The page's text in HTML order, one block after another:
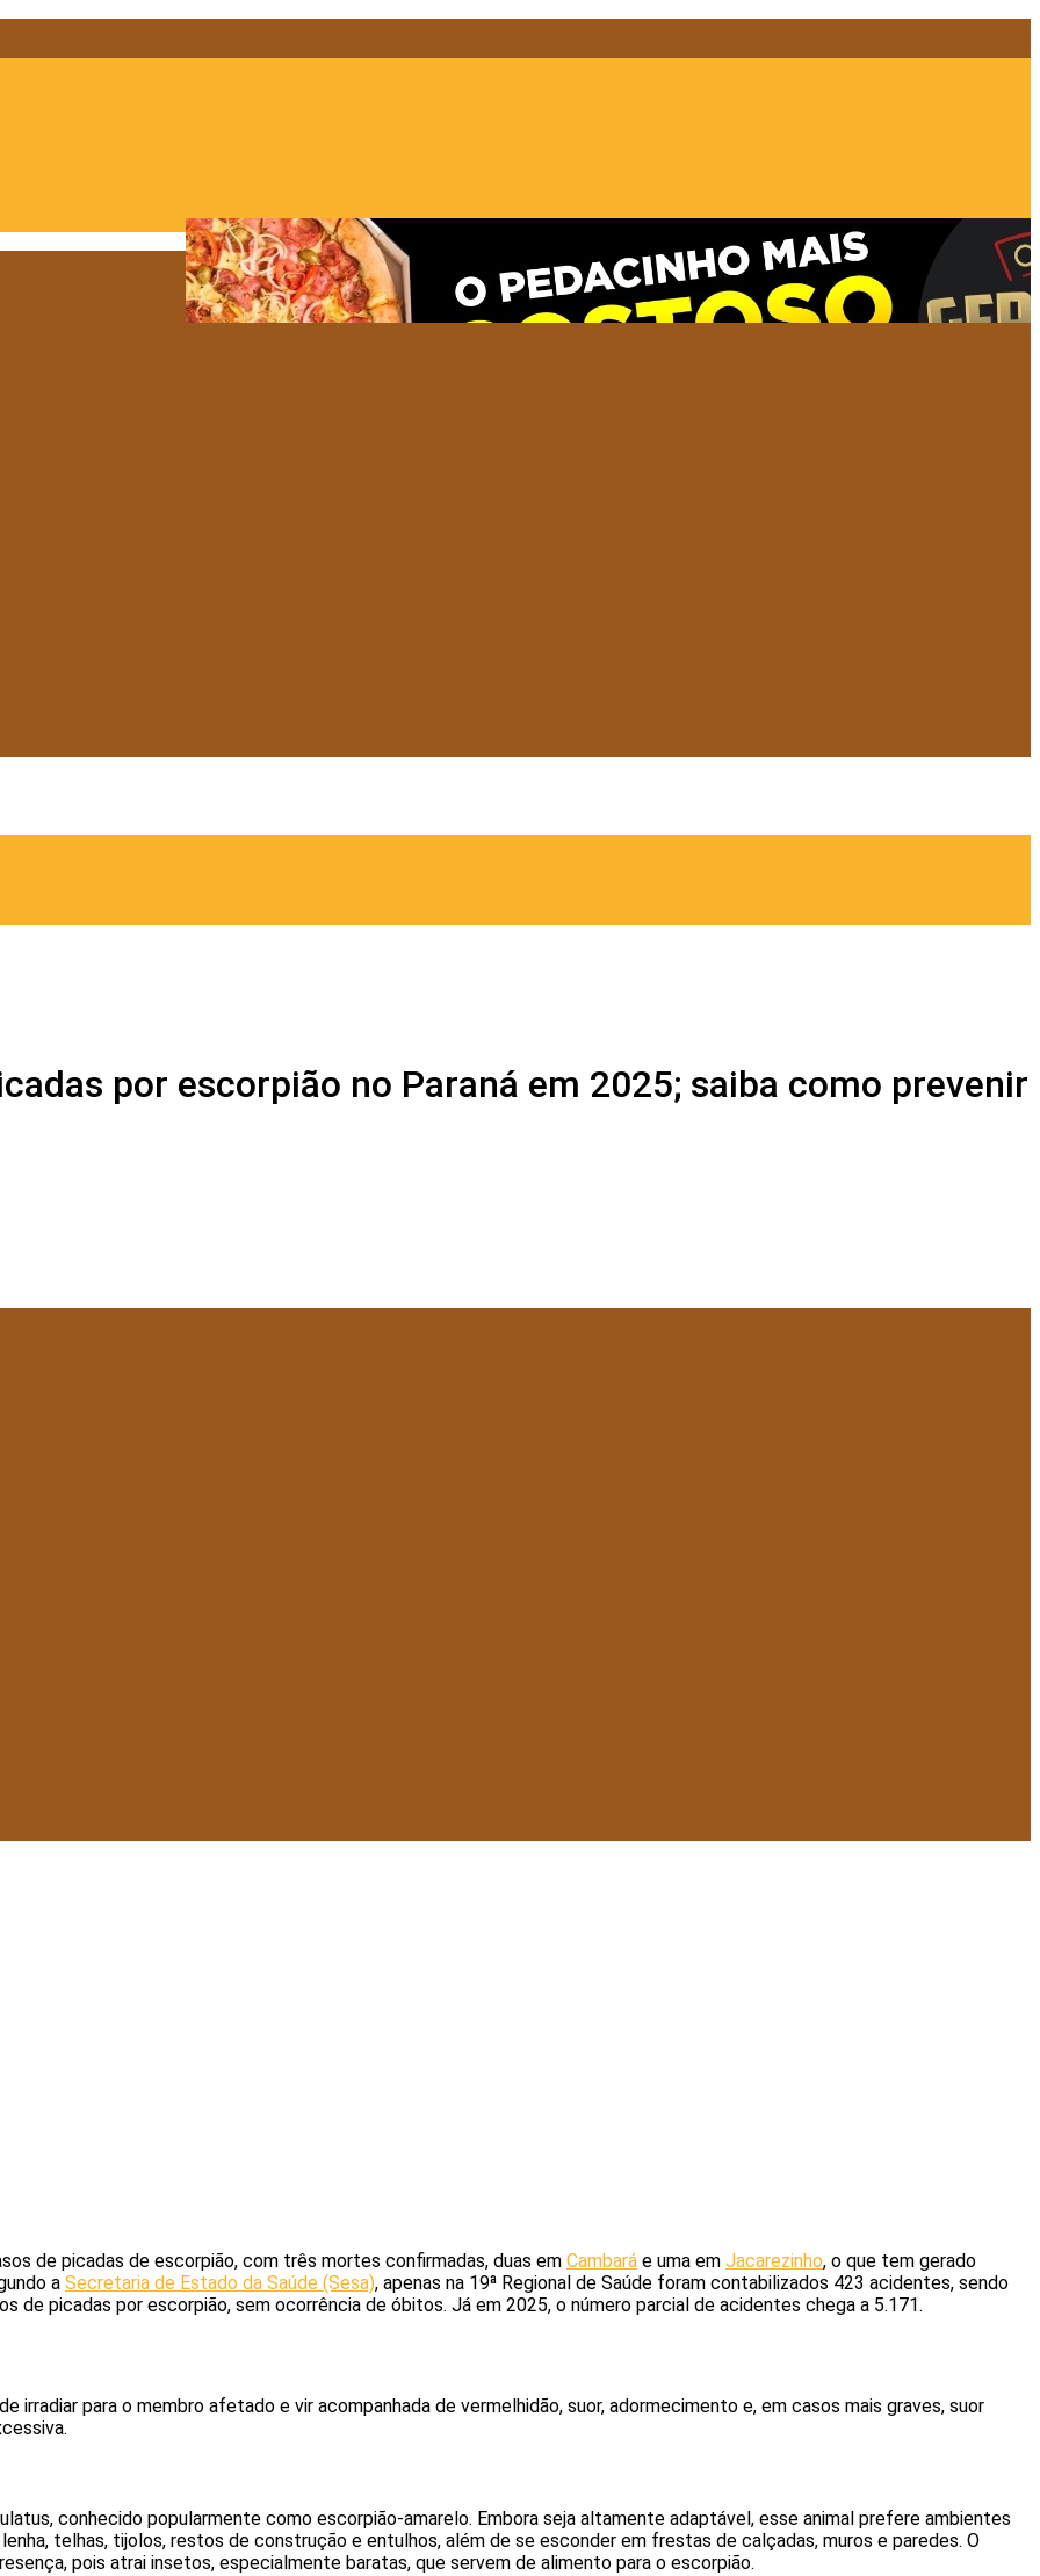
por escorpião no Paraná em 2025; saiba como prevenir
de picadas de escorpião, com três mortes confirmadas, duas em Cambará e uma em Jacarezinho, o que tem gerado
a Secretaria de Estado da Saúde (Sesa), apenas na 19ª Regional de Saúde foram contabilizados 423 acidentes, sendo
de picadas por escorpião, sem ocorrência de óbitos. Já em 2025, o número parcial de acidentes chega a 5.171.
irradiar para o membro afetado e vir acompanhada de vermelhidão, suor, adormecimento e, em casos mais graves, suor
conhecido popularmente como escorpião-amarelo. Embora seja altamente adaptável, esse animal prefere ambientes
telhas, tijolos, restos de construção e entulhos, além de se esconder em frestas de calçadas, muros e paredes. O
pois atrai insetos, especialmente baratas, que servem de alimento para o escorpião.